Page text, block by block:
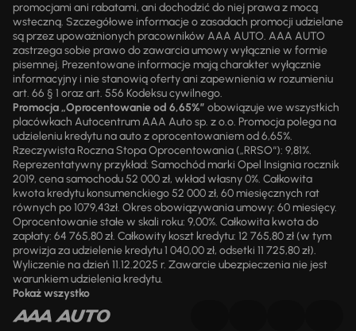
promocjami ani rabatami, ani dochodzić do niej prawa z mocą
wsteczną. Szczegółowe informacje o zasadach promocji udzielane
są przez upoważnionych pracowników AAA AUTO. AAA AUTO
zastrzega sobie prawo do zawarcia umowy wyłącznie w formie
pisemnej. Prezentowane informacje mają charakter wyłącznie
informacyjny i nie stanowią oferty ani zapewnienia w rozumieniu
art. 66 § 1 oraz art. 556 Kodeksu cywilnego.
Promocja „Oprocentowanie od 6,65%” obowiązuje we wszystkich
placówkach Autocentrum AAA Auto sp. z o.o. Promocja polega na
udzieleniu kredytu na auto z oprocentowaniem od 6,65%.
Rzeczywista Roczna Stopa Oprocentowania („RRSO“): 9,81%.
Reprezentatywny przykład: Samochód marki Opel Insignia rocznik
2019, cena samochodu 52 000 zł, wkład własny 0%. Całkowita
kwota kredytu konsumenckiego 52 000 zł, 60 miesięcznych rat
równych po 1079,43zł. Okres obowiązywania umowy: 60 miesięcy.
Oprocentowanie stałe w skali roku: 9,00%. Całkowita kwota do
zapłaty: 64 765,80 zł. Całkowity koszt kredytu: 12 765,80 zł (w tym
prowizja za udzielenie kredytu 1 040,00 zł, odsetki 11 725,80 zł).
Wyliczenie na dzień 11.12.2025 r. Zawarcie ubezpieczenia nie jest
warunkiem udzielenia kredytu.
Pokaż wszystko